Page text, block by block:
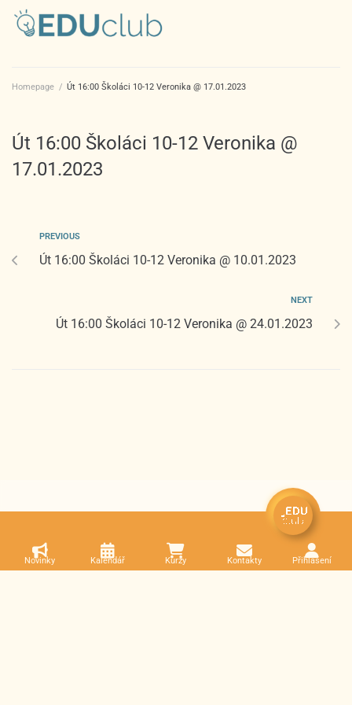
Homepage / Út 16:00 Školáci 10-12 Veronika @ 17.01.2023
Út 16:00 Školáci 10-12 Veronika @
17.01.2023
PREVIOUS
Út 16:00 Školáci 10-12 Veronika @ 10.01.2023
NEXT
Út 16:00 Školáci 10-12 Veronika @ 24.01.2023
Novinky Kalendář Kurzy Kontakty Přihlášení